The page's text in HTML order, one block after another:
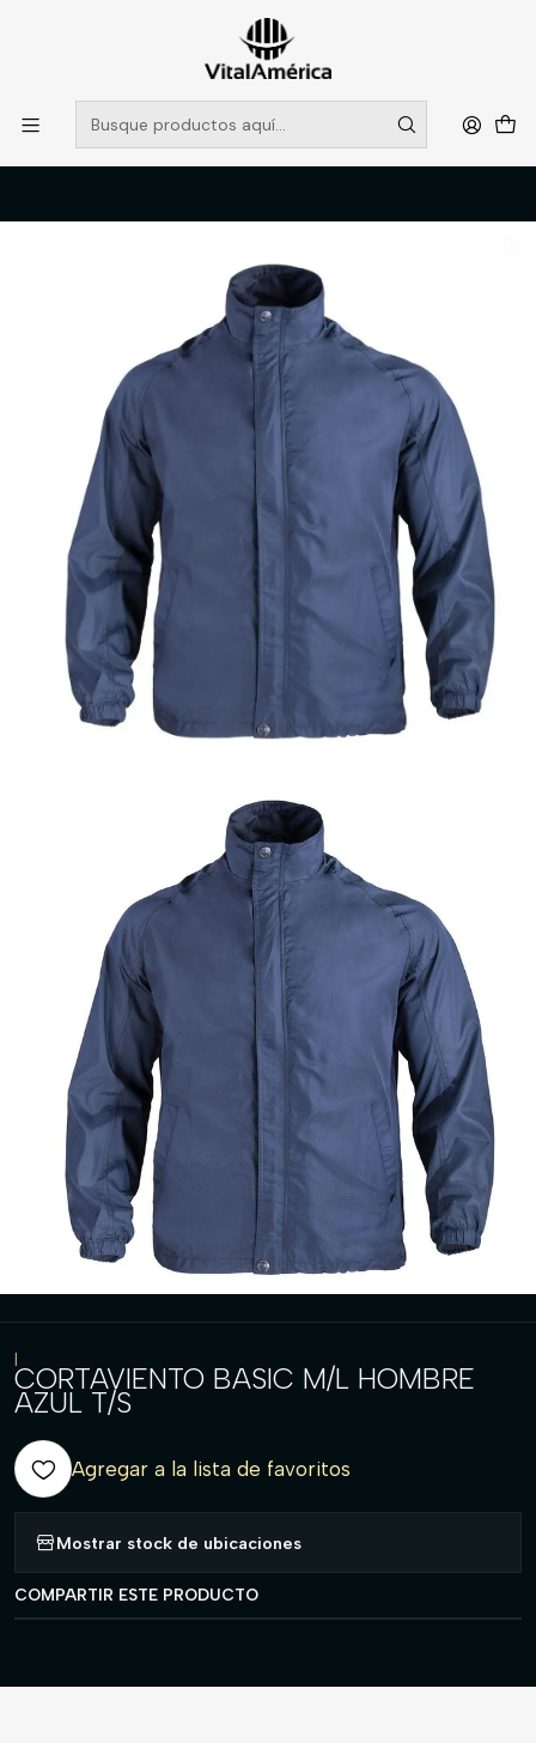
POR SISTEMA FRONTAL SOLO RETIROS EN TIENDA, DESDE
MUCHAS GRACIAS +569 5956 2237
Leer más
Catálogo
VESTIMENTA TECNICA Y CORPORATIVA
POLERONES Y CHAQUETAS
CORTAVIENTO BASIC M/L HOMBRE AZUL T/S
|
CORTAVIENTO BASIC M/L HOMBRE
AZUL T/S
Agregar a la lista de favoritos
Mostrar stock de ubicaciones
COMPARTIR ESTE PRODUCTO